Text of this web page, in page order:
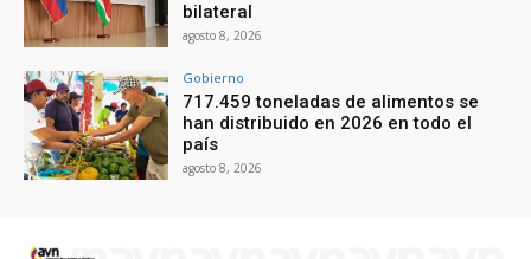
bilateral
agosto 8, 2026
Gobierno
717.459 toneladas de alimentos se
han distribuido en 2026 en todo el
país
agosto 8, 2026